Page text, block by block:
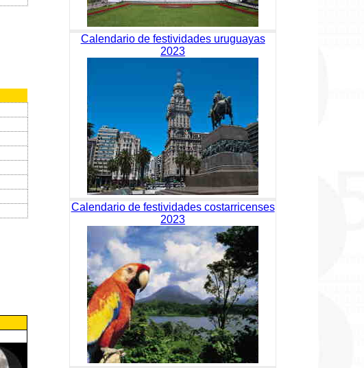
Calendario de festividades uruguayas
2023
Calendario de festividades costarricenses
2023